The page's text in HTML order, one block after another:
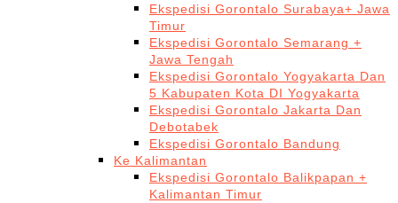
Ekspedisi Gorontalo Surabaya+ Jawa
Timur
Ekspedisi Gorontalo Semarang +
Jawa Tengah
Ekspedisi Gorontalo Yogyakarta Dan
5 Kabupaten Kota DI Yogyakarta
Ekspedisi Gorontalo Jakarta Dan
Debotabek
Ekspedisi Gorontalo Bandung
Ke Kalimantan
Ekspedisi Gorontalo Balikpapan +
Kalimantan Timur